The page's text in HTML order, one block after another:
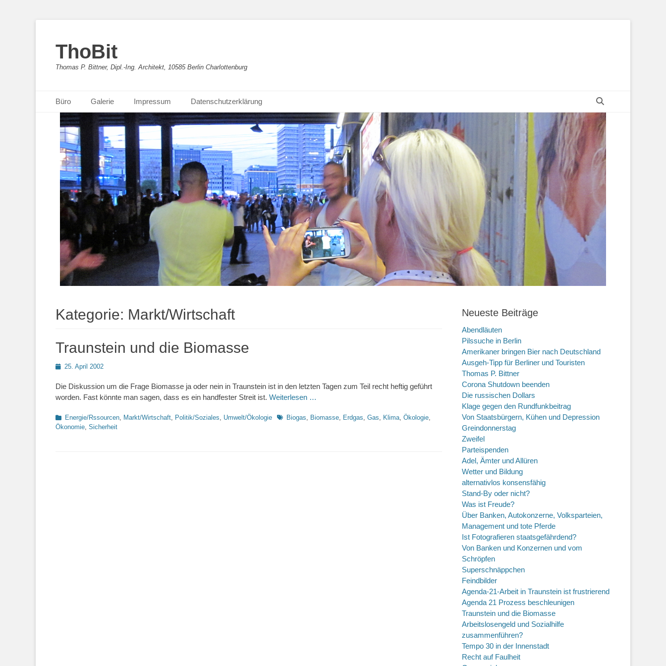
ThoBit
Thomas P. Bittner, Dipl.-Ing. Architekt, 10585 Berlin Charlottenburg
Primäres Menü
Inhalt
springen
Büro Galerie Impressum Datenschutzerklärung
Kategorie: Markt/Wirtschaft
Traunstein und die Biomasse
Posted25. April 2002
Die Diskussion um die Frage Biomasse ja oder nein in Traunstein ist in den letzten Tagen zum Teil recht heftig geführt
worden. Fast könnte man sagen, dass es ein handfester Streit ist. Weiterlesen …
Kategorien
Energie/Rssourcen, Markt/Wirtschaft, Politik/Soziales, Umwelt/Ökologie Schlagworte
Biogas, Biomasse, Erdgas, Gas, Klima, Ökologie,
Ökonomie, Sicherheit
Neueste Beiträge
Abendläuten
Pilssuche in Berlin
Amerikaner bringen Bier nach Deutschland
Ausgeh-Tipp für Berliner und Touristen
Thomas P. Bittner
Corona Shutdown beenden
Die russischen Dollars
Klage gegen den Rundfunkbeitrag
Von Staatsbürgern, Kühen und Depression
Greindonnerstag
Zweifel
Parteispenden
Adel, Ämter und Allüren
Wetter und Bildung
alternativlos konsensfähig
Stand-By oder nicht?
Was ist Freude?
Über Banken, Autokonzerne, Volksparteien,
Management und tote Pferde
Ist Fotografieren staatsgefährdend?
Von Banken und Konzernen und vom
Schröpfen
Superschnäppchen
Feindbilder
Agenda-21-Arbeit in Traunstein ist frustrierend
Agenda 21 Prozess beschleunigen
Traunstein und die Biomasse
Arbeitslosengeld und Sozialhilfe
zusammenführen?
Tempo 30 in der Innenstadt
Recht auf Faulheit